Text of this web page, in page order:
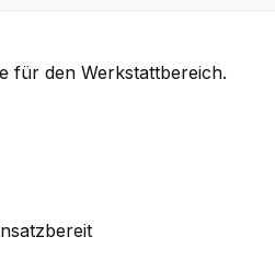
für den Werkstattbereich.